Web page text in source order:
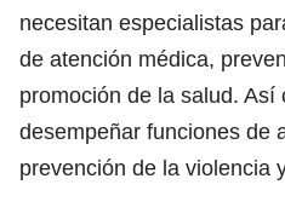
necesitan especialistas
de atención médica,
promoción de la salud. Así
desempeñar funciones de
prevención de la violencia